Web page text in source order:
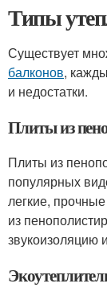
Типы
Существует
балконов,
и недостатки.
Плиты из
Плиты из
популярных
легкие,
из
звукоизоляцию